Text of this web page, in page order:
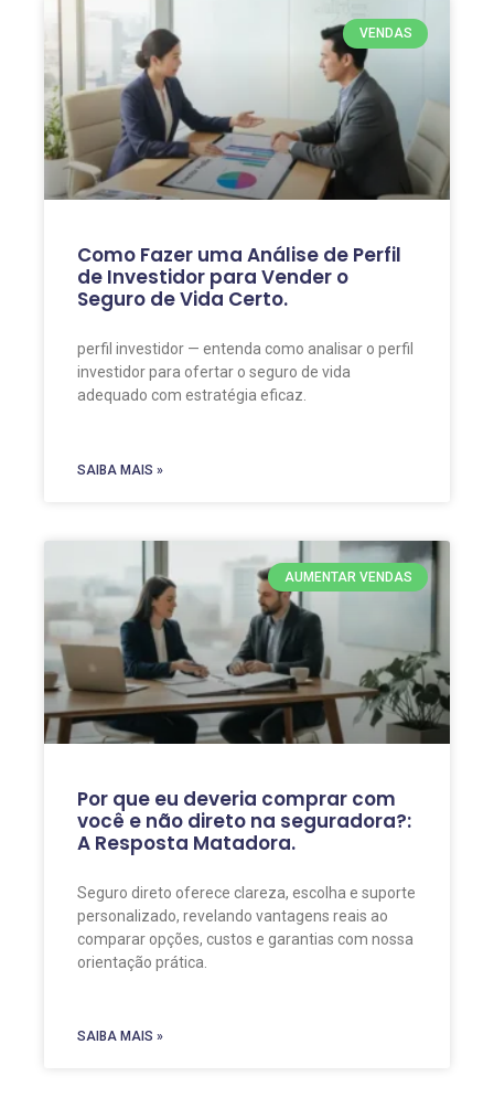
VENDAS
Como Fazer uma Análise de Perfil
de Investidor para Vender o
Seguro de Vida Certo.
perfil investidor — entenda como analisar o perfil
investidor para ofertar o seguro de vida
adequado com estratégia eficaz.
SAIBA MAIS »
AUMENTAR VENDAS
Por que eu deveria comprar com
você e não direto na seguradora?:
A Resposta Matadora.
Seguro direto oferece clareza, escolha e suporte
personalizado, revelando vantagens reais ao
comparar opções, custos e garantias com nossa
orientação prática.
SAIBA MAIS »